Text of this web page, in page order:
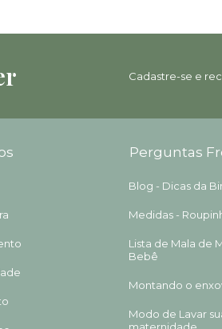
Cadastre-se e
Perguntas
Blog - Dicas da
Medidas -
Lista de Mala de
Bebê
Montando o
Modo de Lavar